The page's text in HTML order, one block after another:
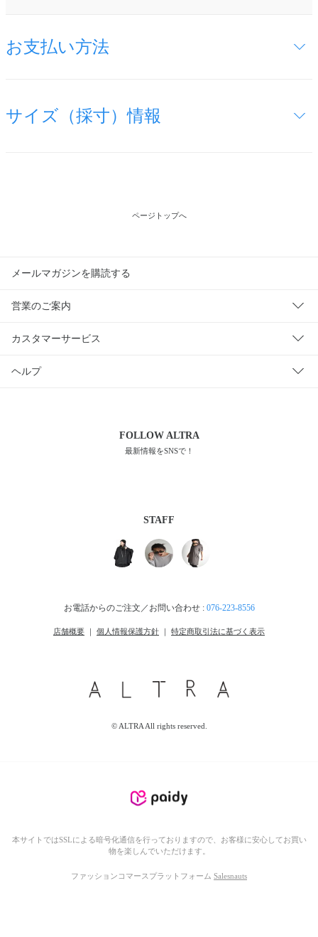
お支払い方法
サイズ（採寸）情報
ページトップへ
メールマガジンを購読する
営業のご案内
カスタマーサービス
ヘルプ
FOLLOWALTRA
最新情報をSNSで！
STAFF
お電話からのご注文／お問い合わせ : 076-223-8556
店舗概要 ｜ 個人情報保護方針 ｜ 特定商取引法に基づく表示
© ALTRA All rights reserved.
本サイトではSSLによる暗号化通信を行っておりますので、お客様に安心してお買い
物を楽しんでいただけます。
ファッションコマースプラットフォーム Salesnauts